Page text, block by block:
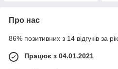
Про нас
86% позитивних з 14 відгуків за рік
Працює з 04.01.2021